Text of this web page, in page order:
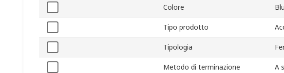
Colore Blu
Tipo prodotto
Tipologia
Metodo di terminazione A